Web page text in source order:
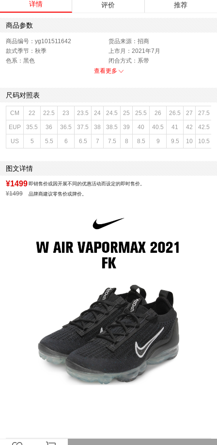
详情 评价 推荐
商品参数
商品编号：yg101511642
货品来源：招商
款式季节：秋季
上市月：2021年7月
色系：黑色
闭合方式：系带
性别：女子
查看更多
尺码对照表
CM 22 22.5 23 23.5 24 24.5 25 25.5 26 26.5 27 27.5
EUP 35.5 36 36.5 37.5 38 38.5 39 40 40.5 41 42 42.5
US 5 5.5 6 6.5 7 7.5 8 8.5 9 9.5 10 10.5
图文详情
¥1499 即销售价或因开展不同的优惠活动而设定的即时售价。
¥1499 品牌商建议零售价或牌价。